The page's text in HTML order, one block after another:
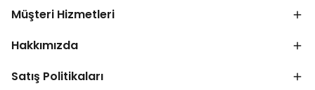
Müşteri Hizmetleri
Hakkımızda
Satış Politikaları